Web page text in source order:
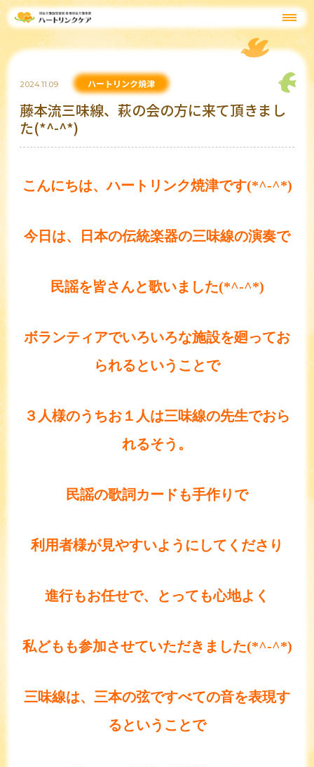
2024.11.09 ハートリンク焼津
藤本流三味線、萩の会の方に来て頂きまし
た(*^-^*)
こんにちは、ハートリンク焼津です(*^-^*)
今日は、日本の伝統楽器の三味線の演奏で
民謡を皆さんと歌いました(*^-^*)
ボランティアでいろいろな施設を廻ってお
られるということで
３人様のうちお１人は三味線の先生でおら
れるそう。
民謡の歌詞カードも手作りで
利用者様が見やすいようにしてくださり
進行もお任せで、とっても心地よく
私どもも参加させていただきました(*^-^*)
三味線は、三本の弦ですべての音を表現す
るということで